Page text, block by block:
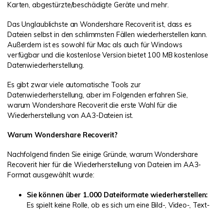
Karten, abgestürzte/beschädigte Geräte und mehr.
Das Unglaublichste an Wondershare Recoverit ist, dass es
Dateien selbst in den schlimmsten Fällen wiederherstellen kann.
Außerdem ist es sowohl für Mac als auch für Windows
verfügbar und die kostenlose Version bietet 100 MB kostenlose
Datenwiederherstellung.
Es gibt zwar viele automatische Tools zur
Datenwiederherstellung, aber im Folgenden erfahren Sie,
warum Wondershare Recoverit die erste Wahl für die
Wiederherstellung von AA3-Dateien ist.
Warum Wondershare Recoverit?
Nachfolgend finden Sie einige Gründe, warum Wondershare
Recoverit hier für die Wiederherstellung von Dateien im AA3-
Format ausgewählt wurde:
Sie können über 1.000 Dateiformate wiederherstellen:
Es spielt keine Rolle, ob es sich um eine Bild-, Video-, Text-